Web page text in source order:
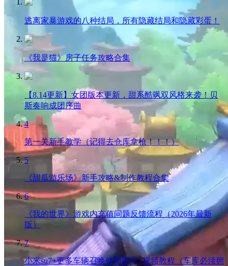
逃离家暴游戏的八种结局，所有隐藏结局和隐藏彩蛋！
《我是猫》房子任务攻略合集
【8.14更新】女团版本更新，甜系酷飒双风格来袭！贝
斯奏响成团序曲
4
第一关新手教学（记得去仓库拿枪！！！）
5
《甜瓜游乐场》新手攻略&制作教程合集
6
《我的世界》游戏内充值问题反馈流程（2026年最新
版）
7
小米su7+更多车辆召唤使用图文+视频教程（车库必须拥